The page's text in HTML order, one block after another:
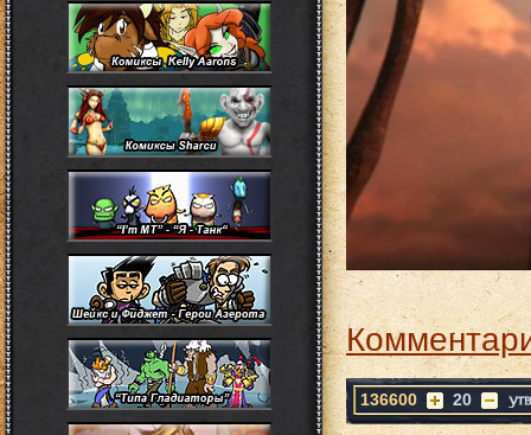
136600 20